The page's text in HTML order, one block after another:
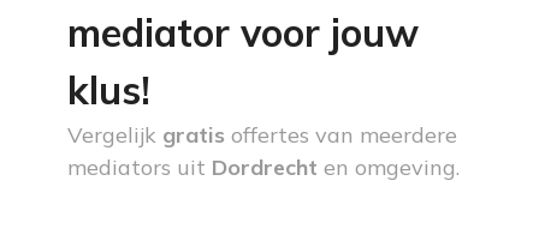
mediator voor jouw
klus!
Vergelijk gratis offertes van meerdere
mediators uit Dordrecht en omgeving.